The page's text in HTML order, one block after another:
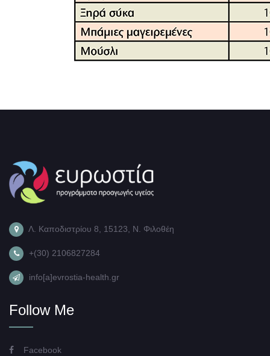
Λ. Καποδιστρίου 8, 15123, Ν. Φιλοθέη
+(30) 2106827284
info[a]evrostia-health.gr
Follow Me
Facebook